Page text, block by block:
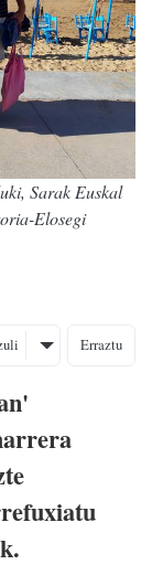
Sarak Euskal
Elosegi
Erraztu